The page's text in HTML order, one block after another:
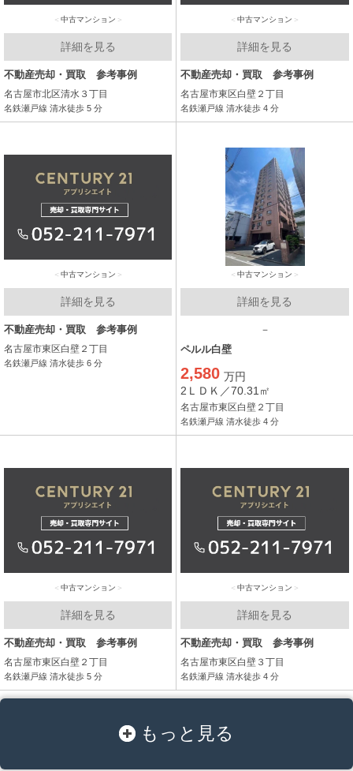
中古マンション
詳細を見る
不動産売却・買取 参考事例
名古屋市北区清水３丁目
名鉄瀬戸線 清水徒歩 5 分
中古マンション
詳細を見る
不動産売却・買取 参考事例
名古屋市東区白壁２丁目
名鉄瀬戸線 清水徒歩 4 分
中古マンション
詳細を見る
不動産売却・買取 参考事例
名古屋市東区白壁２丁目
名鉄瀬戸線 清水徒歩 6 分
中古マンション
詳細を見る
－
ペルル白壁
2,580 万円
2ＬＤＫ／70.31㎡
名古屋市東区白壁２丁目
名鉄瀬戸線 清水徒歩 4 分
中古マンション
詳細を見る
不動産売却・買取 参考事例
名古屋市東区白壁２丁目
名鉄瀬戸線 清水徒歩 5 分
中古マンション
詳細を見る
不動産売却・買取 参考事例
名古屋市東区白壁３丁目
名鉄瀬戸線 清水徒歩 4 分
もっと見る